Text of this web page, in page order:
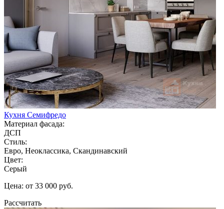
Кухня Семифредо
Материал фасада:
ДСП
Стиль:
Евро, Неоклассика, Скандинавский
Цвет:
Серый
Цена: от 33 000 руб.
Рассчитать